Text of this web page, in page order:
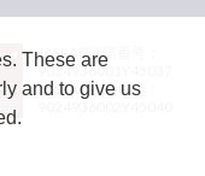
JASRAC許諾番号：
9024936001Y45037
JASRAC許諾番号：
These are
and to give us